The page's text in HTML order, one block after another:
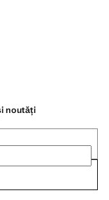
noutăți